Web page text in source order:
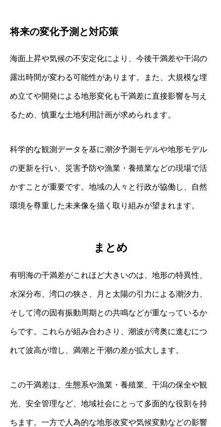
将来の変化予測と対応策
海面上昇や気候の不安定化により、今後干満差や干潟の
露出時間が変わる可能性があります。また、大規模な埋
め立てや開発による地形変化も干満差に直接影響を与え
るため、慎重な土地利用計画が求められます。
科学的な観測データを基に潮汐予測モデルや地形モデル
の更新を行い、災害予防や漁業・養殖業などの現場で活
かすことが重要です。地域の人々と行政が協働し、自然
環境を尊重した未来像を描く取り組みが望まれます。
まとめ
有明海の干満差がこれほど大きいのは、地形の特異性、
水深分布、湾口の狭さ、月と太陽の引力による潮汐力、
そして湾の固有振動周期との共鳴などが重なっているか
らです。これらが組み合わさり、潮波が湾奥に進むにつ
れて波高が増し、満潮と干潮の差が拡大します。
この干満差は、生態系や漁業・養殖業、干潟の保全や観
光、安全管理など、地域社会にとって多面的な役割を持
ちます。一方で人為的な地形改変や気候変動などの影響